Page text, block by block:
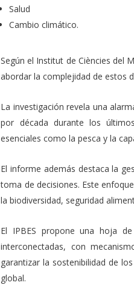
Salud
Cambio climático.
Según el Institut de Ciències del
abordar la complejidad de estos
La investigación revela una
por década durante los
esenciales como la pesca y la
El informe además destaca la
toma de decisiones. Este
la biodiversidad, seguridad
El IPBES propone una hoja
interconectadas, con
garantizar la sostenibilidad de
global.